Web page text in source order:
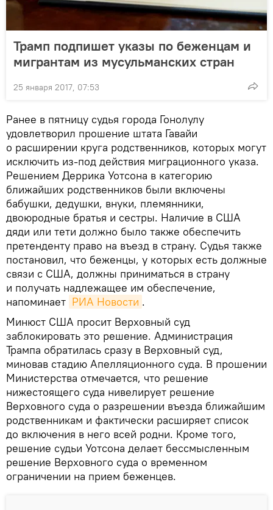
Трамп подпишет указы по беженцам и
мигрантам из мусульманских стран
25 января 2017, 07:53
Ранее в пятницу судья города Гонолулу
удовлетворил прошение штата Гавайи
о расширении круга родственников, которых могут
исключить из-под действия миграционного указа.
Решением Деррика Уотсона в категорию
ближайших родственников были включены
бабушки, дедушки, внуки, племянники,
двоюродные братья и сестры. Наличие в США
дяди или тети должно было также обеспечить
претенденту право на въезд в страну. Судья также
постановил, что беженцы, у которых есть должные
связи с США, должны приниматься в страну
и получать надлежащее им обеспечение,
напоминает РИА Новости .
Минюст США просит Верховный суд
заблокировать это решение. Администрация
Трампа обратилась сразу в Верховный суд,
миновав стадию Апелляционного суда. В прошении
Министерства отмечается, что решение
нижестоящего суда нивелирует решение
Верховного суда о разрешении въезда ближайшим
родственникам и фактически расширяет список
до включения в него всей родни. Кроме того,
решение судьи Уотсона делает бессмысленным
решение Верховного суда о временном
ограничении на прием беженцев.